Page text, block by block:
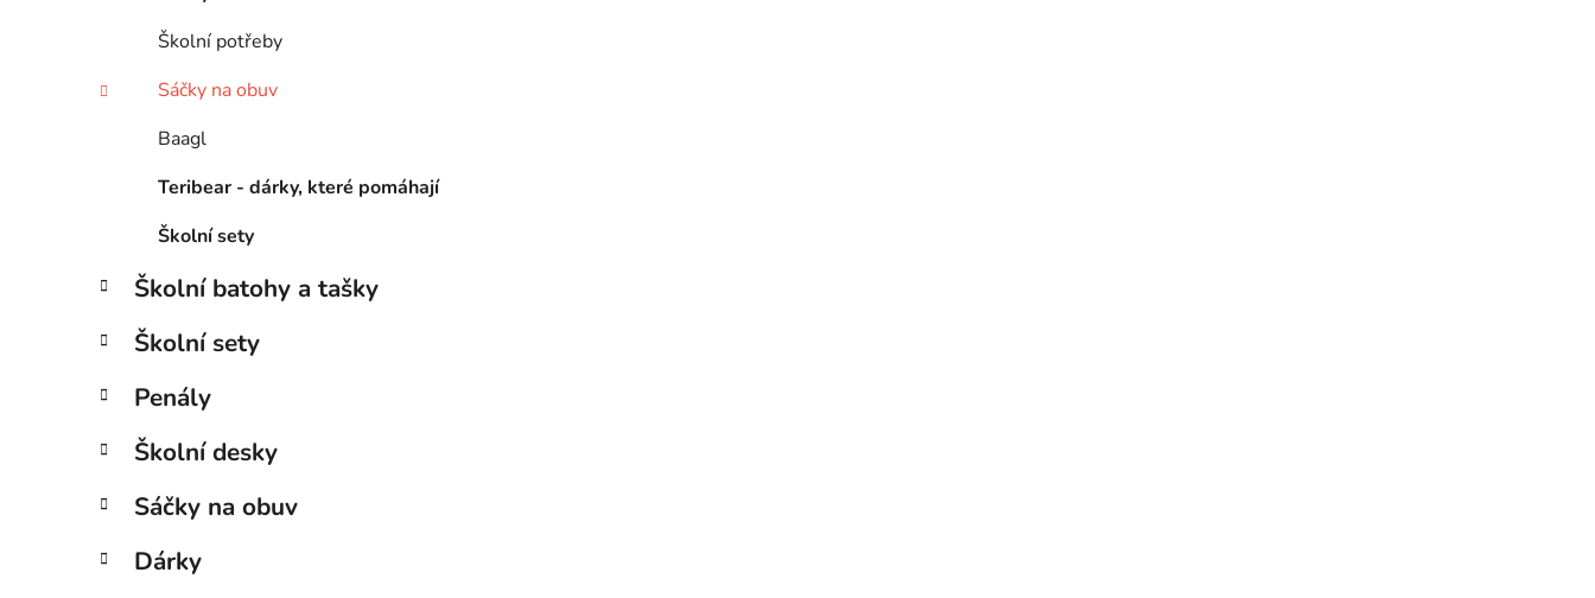
Školní potřeby
Sáčky na obuv
Baagl
Teribear - dárky, které pomáhají
Školní sety
Školní batohy a tašky
Školní sety
Penály
Školní desky
Sáčky na obuv
Dárky